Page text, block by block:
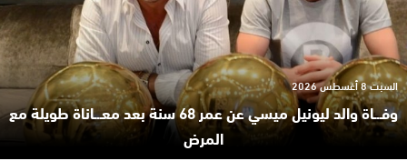
وفـ.ـاة والد ليونيل ميسي عن عمر 68 سنة بعد معـ.ـاناة طويلة مع
المرض
السبت 8 أغسطس 2026